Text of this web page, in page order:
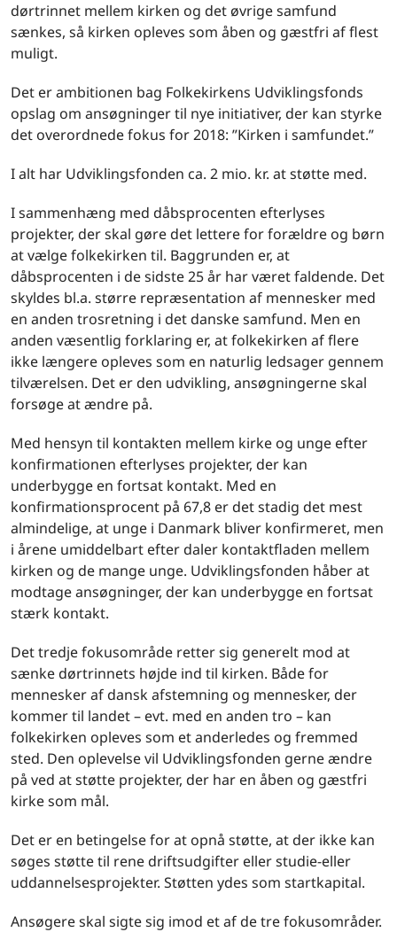
dørtrinnet mellem kirken og det øvrige samfund
sænkes, så kirken opleves som åben og gæstfri af flest
muligt.
Det er ambitionen bag Folkekirkens Udviklingsfonds
opslag om ansøgninger til nye initiativer, der kan styrke
det overordnede fokus for 2018: ”Kirken i samfundet.”
I alt har Udviklingsfonden ca. 2 mio. kr. at støtte med.
I sammenhæng med dåbsprocenten efterlyses
projekter, der skal gøre det lettere for forældre og børn
at vælge folkekirken til. Baggrunden er, at
dåbsprocenten i de sidste 25 år har været faldende. Det
skyldes bl.a. større repræsentation af mennesker med
en anden trosretning i det danske samfund. Men en
anden væsentlig forklaring er, at folkekirken af flere
ikke længere opleves som en naturlig ledsager gennem
tilværelsen. Det er den udvikling, ansøgningerne skal
forsøge at ændre på.
Med hensyn til kontakten mellem kirke og unge efter
konfirmationen efterlyses projekter, der kan
underbygge en fortsat kontakt. Med en
konfirmationsprocent på 67,8 er det stadig det mest
almindelige, at unge i Danmark bliver konfirmeret, men
i årene umiddelbart efter daler kontaktfladen mellem
kirken og de mange unge. Udviklingsfonden håber at
modtage ansøgninger, der kan underbygge en fortsat
stærk kontakt.
Det tredje fokusområde retter sig generelt mod at
sænke dørtrinnets højde ind til kirken. Både for
mennesker af dansk afstemning og mennesker, der
kommer til landet – evt. med en anden tro – kan
folkekirken opleves som et anderledes og fremmed
sted. Den oplevelse vil Udviklingsfonden gerne ændre
på ved at støtte projekter, der har en åben og gæstfri
kirke som mål.
Det er en betingelse for at opnå støtte, at der ikke kan
søges støtte til rene driftsudgifter eller studie-eller
uddannelsesprojekter. Støtten ydes som startkapital.
Ansøgere skal sigte sig imod et af de tre fokusområder.